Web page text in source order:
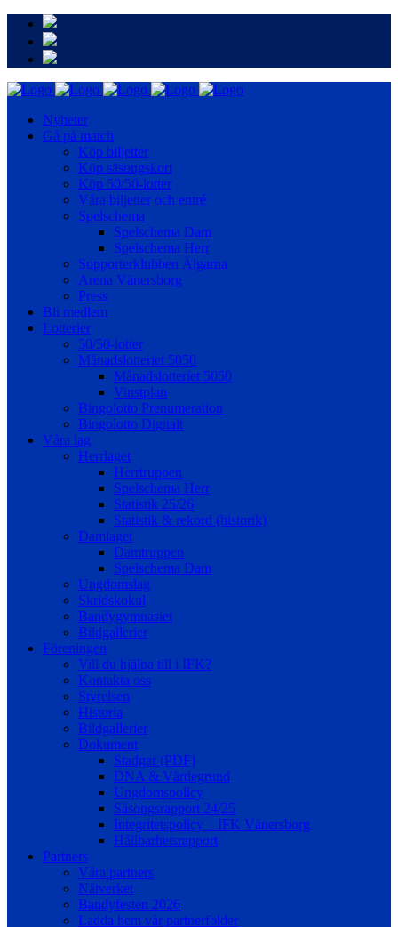
Nyheter
Gå på match
Köp biljetter
Köp säsongskort
Köp 50/50-lotter
Våra biljetter och entré
Spelschema
Spelschema Dam
Spelschema Herr
Supporterklubben Älgarna
Arena Vänersborg
Press
Bli medlem
Lotterier
50/50-lotter
Månadslotteriet 5050
Månadslotteriet 5050
Vinstplan
Bingolotto Prenumeration
Bingolotto Digitalt
Våra lag
Herrlaget
Herrtruppen
Spelschema Herr
Statistik 25/26
Statistik & rekord (historik)
Damlaget
Damtruppen
Spelschema Dam
Ungdomslag
Skridskokul
Bandygymnasiet
Bildgallerier
Föreningen
Vill du hjälpa till i IFK?
Kontakta oss
Styrelsen
Historia
Bildgallerier
Dokument
Stadgar (PDF)
DNA & Värdegrund
Ungdomspolicy
Säsongsrapport 24/25
Integritetspolicy – IFK Vänersborg
Hållbarhetsrapport
Partners
Våra partners
Nätverket
Bandyfesten 2026
Ladda hem vår partnerfolder